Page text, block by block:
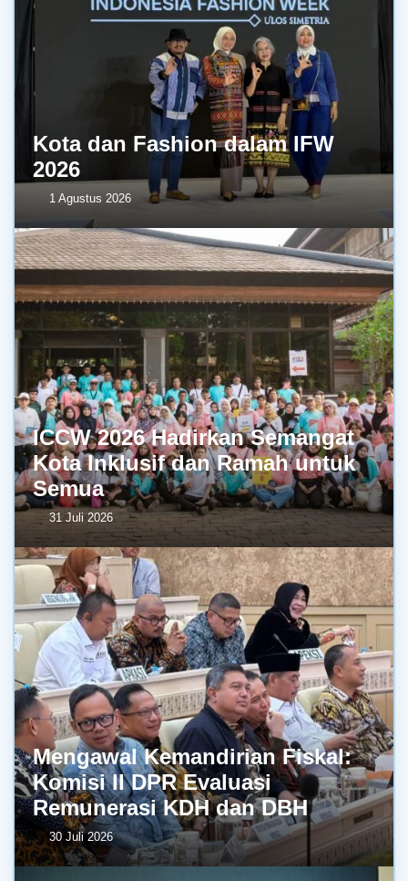
Kota dan Fashion dalam IFW
2026
1 Agustus 2026
ICCW 2026 Hadirkan Semangat
Kota Inklusif dan Ramah untuk
Semua
31 Juli 2026
Mengawal Kemandirian Fiskal:
Komisi II DPR Evaluasi
Remunerasi KDH dan DBH
30 Juli 2026